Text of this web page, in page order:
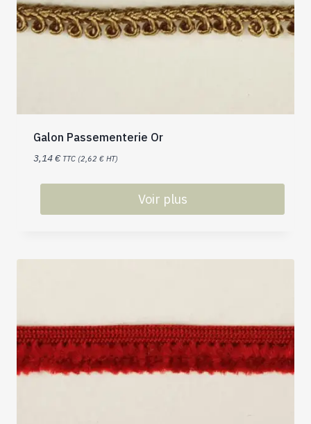
Galon Passementerie Or
3,14€ TTC (2,62 € HT)
Voir plus